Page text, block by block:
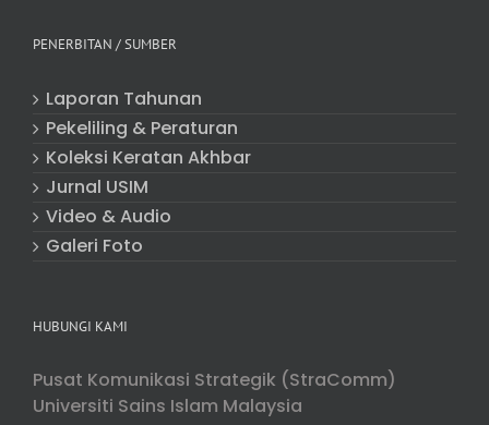
PENERBITAN / SUMBER
Laporan Tahunan
Pekeliling & Peraturan
Koleksi Keratan Akhbar
Jurnal USIM
Video & Audio
Galeri Foto
HUBUNGI KAMI
Pusat Komunikasi Strategik (StraComm)
Universiti Sains Islam Malaysia